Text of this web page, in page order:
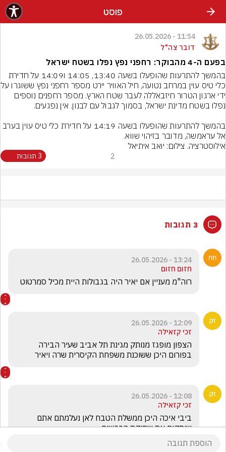
פוסט
11:54 - 26.05.2026
דובר צה"ל
בפעם ה-4 מהבוקר: רחפני נפץ נפלו בשטח ישראל
בהמשך להתרעות שהופעלו בשעה 14:19 על חדירת כלי טיס עוין בערב
אל עראמשה, מדובר בזיהוי שווא.
אילוסטרציה. צילום: יואב איתיאל
2 3 תגובות
3 תגובות
13:24 - 26.05.2026
חזום חזום
רוה"מ מעניין אם יאיר היה בגבולות היית מכיל סמרטוט
12:09 - 26.05.2026
זכי קזאילה
בפורום היכן ששוכנת משפחת הקיסרית שרה ויאיר
12:08 - 26.05.2026
זכי קזאילה
שותקים את שתיקת הכבשים